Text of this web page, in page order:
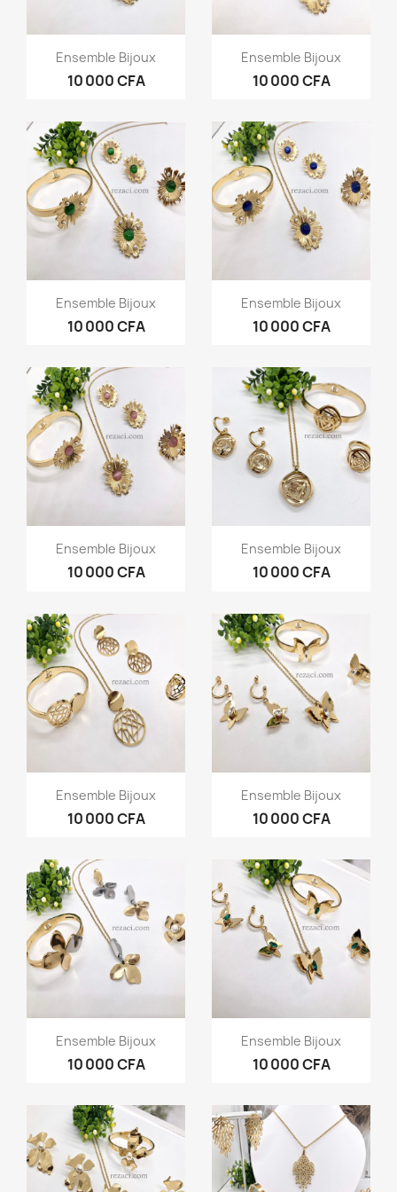
Aperçu rapide
Ensemble Bijoux
10 000 CFA
Aperçu rapide
Ensemble Bijoux
10 000 CFA
Aperçu rapide
Ensemble Bijoux
10 000 CFA
Aperçu rapide
Ensemble Bijoux
10 000 CFA
Aperçu rapide
Ensemble Bijoux
10 000 CFA
Aperçu rapide
Ensemble Bijoux
10 000 CFA
Aperçu rapide
Ensemble Bijoux
10 000 CFA
Aperçu rapide
Ensemble Bijoux
10 000 CFA
Aperçu rapide
Ensemble Bijoux
10 000 CFA
Aperçu rapide
Ensemble Bijoux
10 000 CFA